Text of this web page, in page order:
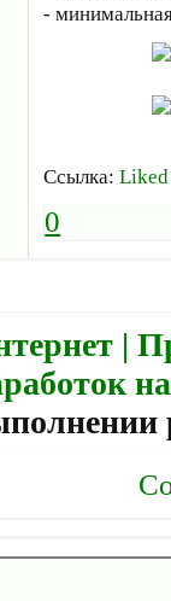
-
Ссылка:Liked
0
|